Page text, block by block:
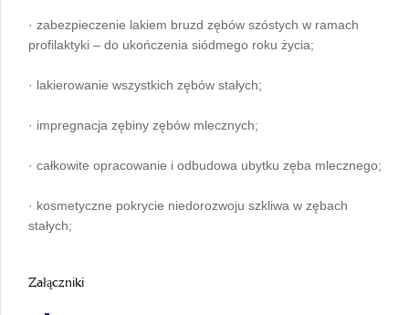
· zabezpieczenie lakiem bruzd zębów szóstych w ramach
profilaktyki – do ukończenia siódmego roku życia;
· lakierowanie wszystkich zębów stałych;
· impregnacja zębiny zębów mlecznych;
· całkowite opracowanie i odbudowa ubytku zęba mlecznego;
· kosmetyczne pokrycie niedorozwoju szkliwa w zębach
stałych;
Załączniki